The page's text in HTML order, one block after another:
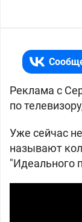
Реклама с
по
Уже сейчас
называют
"Идеального